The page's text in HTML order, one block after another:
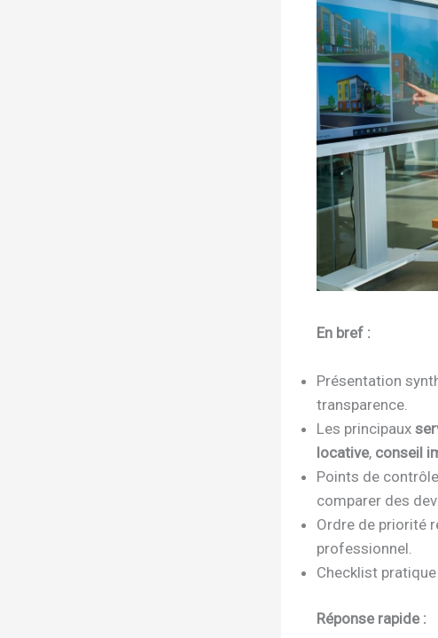
En bref :
Présentation
transparence.
Les principaux
locative, conseil
Points de
comparer des
Ordre de priorité
professionnel.
Checklist
Réponse rapide :